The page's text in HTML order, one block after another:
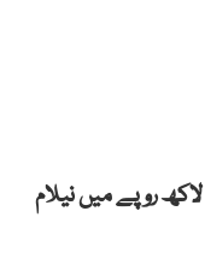
ٹوکیو: جاپان میں خربوزوں کی جوڑی 38 لاکھ روپے میں نیلام